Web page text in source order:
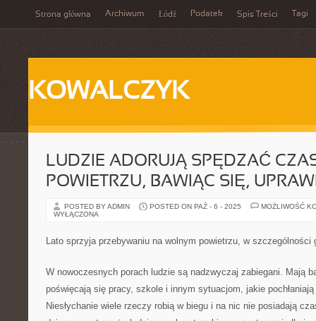
Strona główna Archiwum Łódź Podatek Spis Treści Tagi
KOWALCZYK
LUDZIE ADORUJĄ SPĘDZAĆ
POWIETRZU, BAWIĄC SIĘ,
POSTED BY ADMIN POSTED ON PAŹ - 6 - 2025
MOŻLIWOŚĆ
WYŁĄCZONA
Lato sprzyja przebywaniu na wolnym powietrzu, w szczególności
W nowoczesnych porach ludzie są nadzwyczaj zabiegani. Mają
poświęcają się pracy, szkole i innym sytuacjom, jakie
Niesłychanie wiele rzeczy robią w biegu i na nic nie posiadają